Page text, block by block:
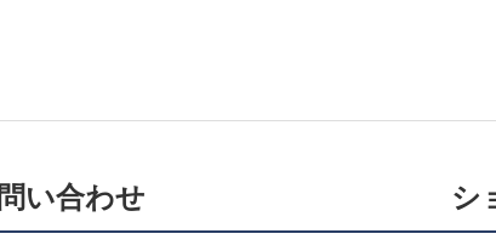
シ
い合わせ